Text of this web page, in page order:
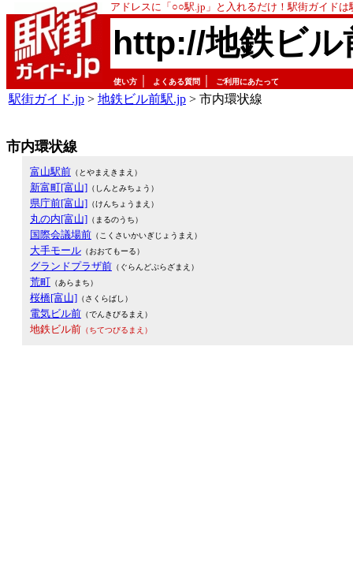
アドレスに「○○駅.jp」と入れるだけ！駅街ガイド
http://地鉄ビル
使い方 よくある質問 ご利用にあたって
駅街ガイド.jp > 地鉄ビル前駅.jp > 市内環状線
市内環状線
富山駅前 （とやまえきまえ）
新富町[富山] （しんとみちょう）
県庁前[富山] （けんちょうまえ）
丸の内[富山] （まるのうち）
国際会議場前 （こくさいかいぎじょうまえ）
大手モール （おおてもーる）
グランドプラザ前 （ぐらんどぷらざまえ）
荒町 （あらまち）
桜橋[富山] （さくらばし）
電気ビル前 （でんきびるまえ）
地鉄ビル前 （ちてつびるまえ）